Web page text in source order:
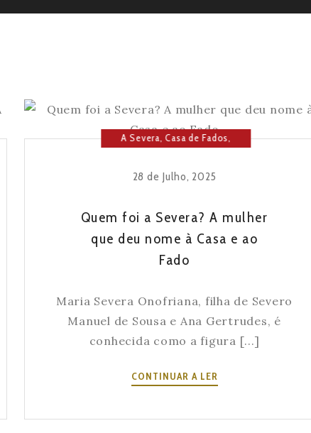
A Severa,Casa de Fados,
Severa
28 de Julho, 2025
Quem foi a Severa? A mulher
que deu nome à Casa e ao
Fado
Maria Severa Onofriana, filha de Severo
Manuel de Sousa e Ana Gertrudes, é
conhecida como a figura [...]
CONTINUAR A LER